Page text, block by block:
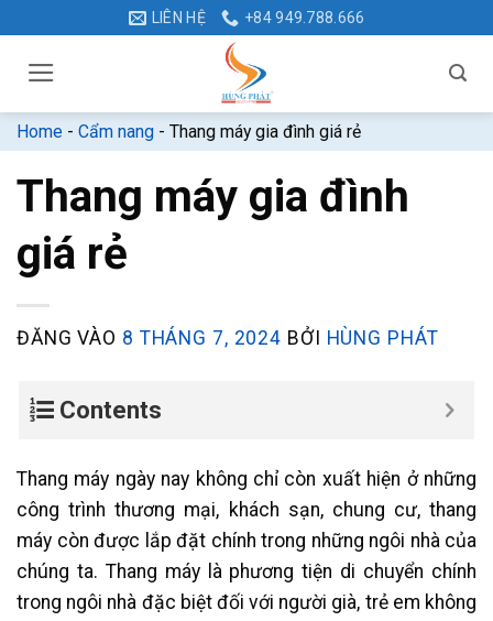
dung
LIÊN HỆ +84 949.788.666
Home - Cẩm nang - Thang máy gia đình giá rẻ
Thang máy gia đình
giá rẻ
ĐĂNG VÀO 8 THÁNG 7, 2024 BỞI HÙNG PHÁT
Contents
Thang máy ngày nay không chỉ còn xuất hiện ở những
công trình thương mại, khách sạn, chung cư, thang
máy còn được lắp đặt chính trong những ngôi nhà của
chúng ta. Thang máy là phương tiện di chuyển chính
trong ngôi nhà đặc biệt đối với người già, trẻ em không